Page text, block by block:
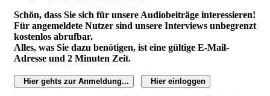
Schön, dass Sie sich für unsere Audiobeiträge interessieren!
Für angemeldete Nutzer sind unsere Interviews unbegrenzt
kostenlos abrufbar.
Alles, was Sie dazu benötigen, ist eine gültige E-Mail-
Adresse und 2 Minuten Zeit.
Hier gehts zur Anmeldung... Hier einloggen